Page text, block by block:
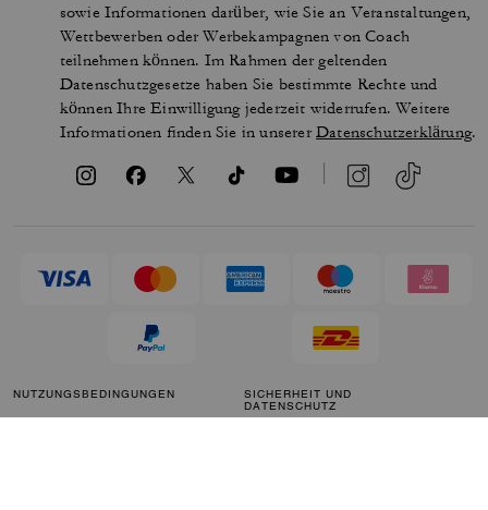
sowie Informationen darüber, wie Sie an Veranstaltungen,
Wettbewerben oder Werbekampagnen von Coach
teilnehmen können. Im Rahmen der geltenden
Datenschutzgesetze haben Sie bestimmte Rechte und
können Ihre Einwilligung jederzeit widerrufen. Weitere
Informationen finden Sie in unsererDatenschutzerklärung.
NUTZUNGSBEDINGUNGEN
SICHERHEIT UND
DATENSCHUTZ